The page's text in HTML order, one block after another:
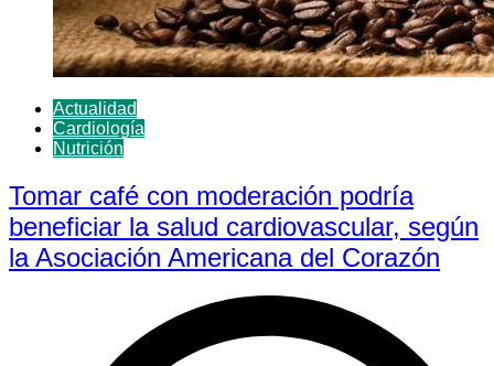
Actualidad
Cardiología
Nutrición
Tomar café con moderación podría
beneficiar la salud cardiovascular, según
la Asociación Americana del Corazón